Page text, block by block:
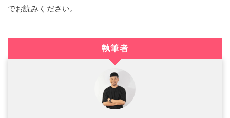
でお読みください。
執筆者